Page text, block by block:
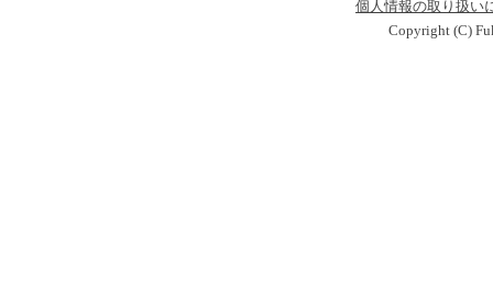
個人情報の取り扱い
Copyright (C)